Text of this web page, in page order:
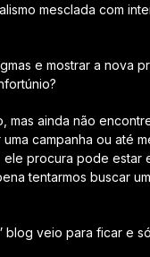
mesclada com
e mostrar a nova
mas ainda não
campanha ou até
procura pode estar
tentarmos buscar
veio para ficar e